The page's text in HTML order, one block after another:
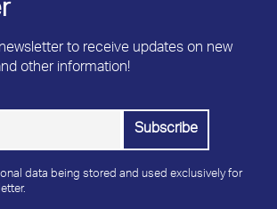
to receive updates on new
other information!
data being stored and used exclusively for